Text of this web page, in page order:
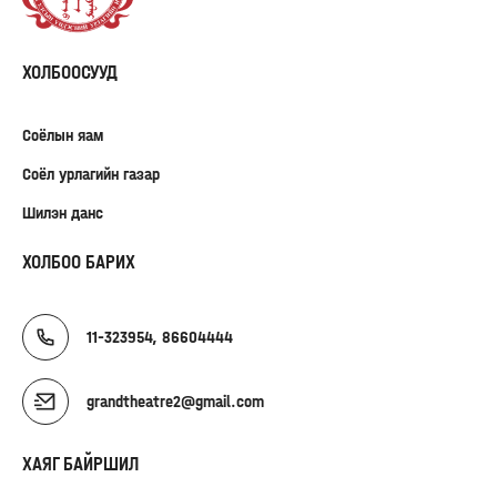
ХОЛБООСУУД
Соёлын яам
Соёл урлагийн газар
Шилэн данс
ХОЛБОО БАРИХ
11-323954, 86604444
grandtheatre2@gmail.com
ХАЯГ БАЙРШИЛ